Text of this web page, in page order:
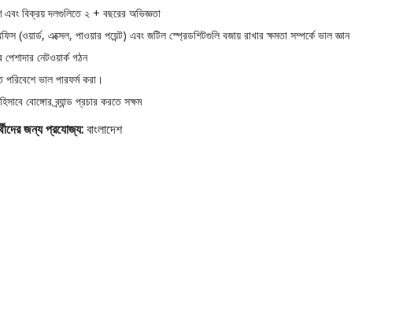
এবং বিক্রয় দলগুলিতে ২ + বছরের অভিজ্ঞতা
(ওয়ার্ড, এক্সেল, পাওয়ার পয়েন্ট) এবং জটিল স্প্রেডশিটগুলি বজায় রাখার ক্ষমতা সম্পর্কে ভাল জ্ঞান
নেটওয়ার্ক গঠন
ভাল পারফর্ম করা।
বোঙ্গোর ব্র্যান্ড প্রচার করতে সক্ষম
জন্য প্রযোজ্য:বাংলাদেশ